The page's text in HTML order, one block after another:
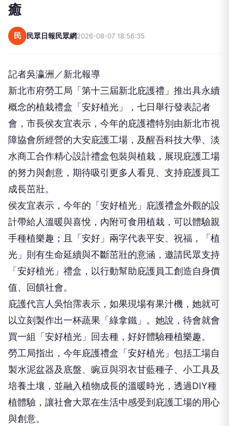
癒
民 民眾日報民眾網2026-08-07 18:56:35
記者吳瀛洲／新北報導
新北市府勞工局「第十三屆新北庇護禮」推出具永續
概念的植栽禮盒「安好植光」，七日舉行發表記者
會，市長侯友宜表示，今年的庇護禮特別由新北市視
障協會所經營的大安庇護工場，及醒吾科技大學、淡
水商工合作精心設計禮盒包裝與植栽，展現庇護工場
的努力與創意，期待吸引更多人看見、支持庇護員工
成長茁壯。
侯友宜表示，今年的「安好植光」庇護禮盒外觀的設
計帶給人溫暖與喜悅，內附可食用植栽，可以體驗親
手種植樂趣；且「安好」兩字代表平安、祝福，「植
光」則有生命延續與不斷茁壯的意涵，邀請民眾支持
「安好植光」禮盒，以行動幫助庇護員工創造自身價
值、回饋社會。
庇護代言人吳怡霈表示，如果現場有果汁機，她就可
以立刻製作出一杯蔬果「綠拿鐵」。她說，待會就會
買一組「安好植光」回去種，好好體驗種植樂趣。
勞工局指出，今年庇護禮盒「安好植光」包括工場自
製水泥盆器及底盤、豌豆與羽衣甘藍種子、小工具及
培養土壤，並融入植物成長的溫暖時光，透過DIY種
植體驗，讓社會大眾在生活中感受到庇護工場的用心
與創意。